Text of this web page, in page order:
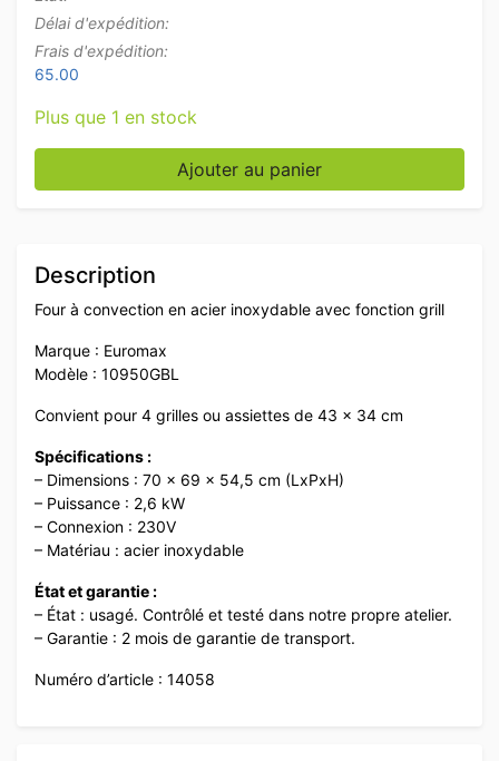
Délai d'expédition:
Frais d'expédition:
65.00
Plus que 1 en stock
quantité de Four à air chaud Euromax en acier
Ajouter au panier
Description
Four à convection en acier inoxydable avec fonction grill
Marque : Euromax
Modèle : 10950GBL
Convient pour 4 grilles ou assiettes de 43 x 34 cm
Spécifications :
– Dimensions : 70 x 69 x 54,5 cm (LxPxH)
– Puissance : 2,6 kW
– Connexion : 230V
– Matériau : acier inoxydable
État et garantie :
– État : usagé. Contrôlé et testé dans notre propre atelier.
– Garantie : 2 mois de garantie de transport.
Numéro d’article : 14058